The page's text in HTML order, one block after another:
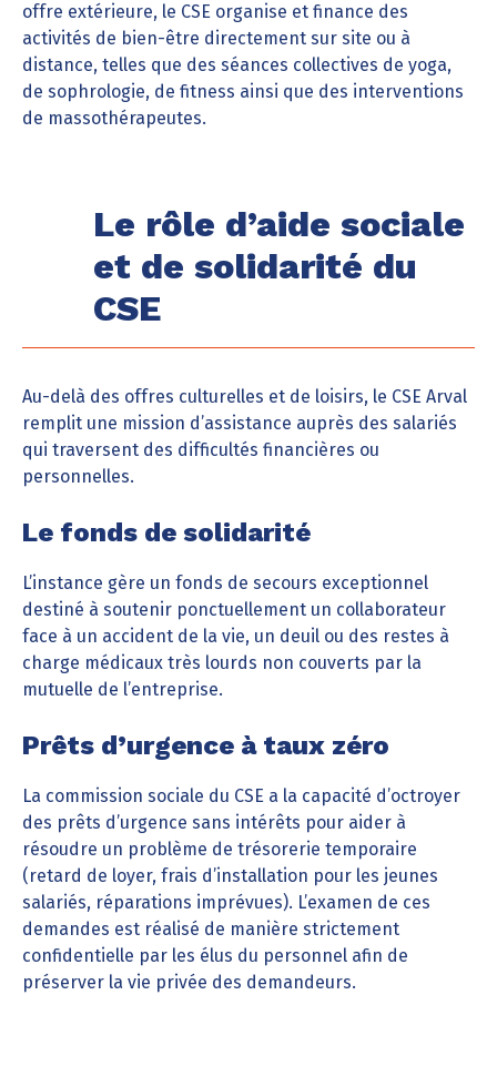
offre extérieure, le CSE organise et finance des
activités de bien-être directement sur site ou à
distance, telles que des séances collectives de yoga,
de sophrologie, de fitness ainsi que des interventions
de massothérapeutes.
Le rôle d’aide sociale
et de solidarité du
CSE
Au-delà des offres culturelles et de loisirs, le CSE Arval
remplit une mission d’assistance auprès des salariés
qui traversent des difficultés financières ou
personnelles.
Le fonds de solidarité
L’instance gère un fonds de secours exceptionnel
destiné à soutenir ponctuellement un collaborateur
face à un accident de la vie, un deuil ou des restes à
charge médicaux très lourds non couverts par la
mutuelle de l’entreprise.
Prêts d’urgence à taux zéro
La commission sociale du CSE a la capacité d’octroyer
des prêts d’urgence sans intérêts pour aider à
résoudre un problème de trésorerie temporaire
(retard de loyer, frais d’installation pour les jeunes
salariés, réparations imprévues). L’examen de ces
demandes est réalisé de manière strictement
confidentielle par les élus du personnel afin de
préserver la vie privée des demandeurs.